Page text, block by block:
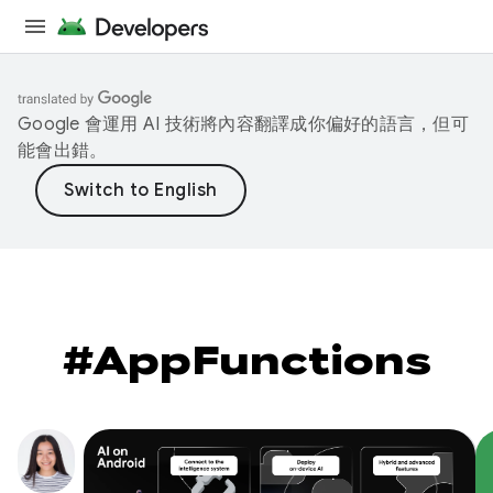
Google 會運用 AI 技術將內容翻譯成你偏好的語言，但可
能會出錯。
#AppFunctions